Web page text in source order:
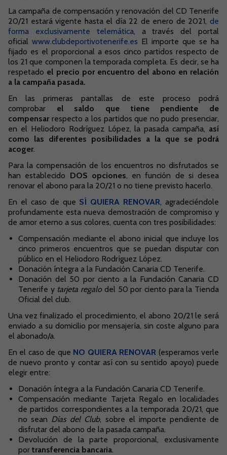
La campaña de compensación y renovación del CD Tenerife
20/21 estará vigente hasta el día 22 de enero de 2021, de
forma exclusivamente telemática, a través del portal
oficial www.clubdeportivotenerife.es El importe que se ha
fijado es el proporcional a esos cinco partidos respecto de
los 21 que componen la temporada completa. Es decir, se ha
respetado el precio por encuentro del abono en relación
a la campaña pasada.
En las primeras pantallas de este proceso podrá
comprobar
el saldo que tiene pendiente de
compensar respecto a los partidos que no pudo presenciar,
en el Heliodoro Rodríguez López, la pasada campaña, así
como las diferentes posibilidades a la que se podrá
acoger.
Para la compensación de los encuentros no disfrutados se
han establecido DOS opciones, en función de si desea
renovar el abono para la 20/21 o no tiene previsto hacerlo.
En el caso de que SÍ QUIERA RENOVAR, agradeciéndole
profundamente esta nueva demostración de compromiso y
de amor eterno a sus colores, cuenta con tres posibilidades:
Compensación mediante el abono inicial que incluye los
cinco primeros encuentros que se puedan disputar con
público en el Heliodoro Rodríguez López.
Donación íntegra a la Fundación Canaria CD Tenerife.
Donación del 50 por ciento a la Fundación Canaria CD
Tenerife y tarjeta regalo del 50 por ciento para la Tienda
Oficial del club.
Una vez finalizado el procedimiento, el abono 20/21 le será
enviado a su domicilio por mensajería, sin coste alguno para
el abonado/a.
En el caso de que NO QUIERA RENOVAR (esperamos verle
de nuevo pronto y contar así con su sentido apoyo) puede
elegir entre:
Donación íntegra a la Fundación Canaria CD Tenerife.
Compensación mediante Tarjeta Regalo en localidades
de partidos correspondientes a la temporada 20/21, que
no sean Días del Club, sobre el importe pendiente de
disfrutar del abono de la pasada campaña.
Devolución de la parte proporcional, exclusivamente
por transferencia bancaria.